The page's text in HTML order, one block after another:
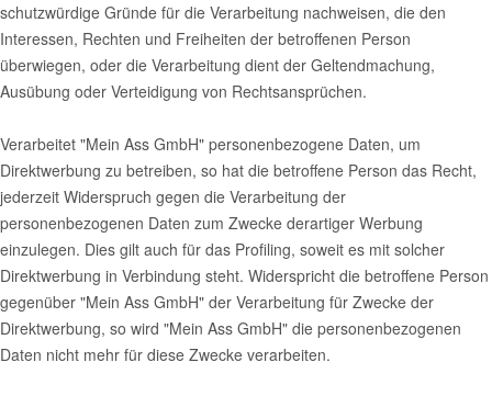
schutzwürdige Gründe für die Verarbeitung nachweisen, die den
Interessen, Rechten und Freiheiten der betroffenen Person
überwiegen, oder die Verarbeitung dient der Geltendmachung,
Ausübung oder Verteidigung von Rechtsansprüchen.
Verarbeitet "Mein Ass GmbH" personenbezogene Daten, um
Direktwerbung zu betreiben, so hat die betroffene Person das Recht,
jederzeit Widerspruch gegen die Verarbeitung der
personenbezogenen Daten zum Zwecke derartiger Werbung
einzulegen. Dies gilt auch für das Profiling, soweit es mit solcher
Direktwerbung in Verbindung steht. Widerspricht die betroffene Person
gegenüber "Mein Ass GmbH" der Verarbeitung für Zwecke der
Direktwerbung, so wird "Mein Ass GmbH" die personenbezogenen
Daten nicht mehr für diese Zwecke verarbeiten.